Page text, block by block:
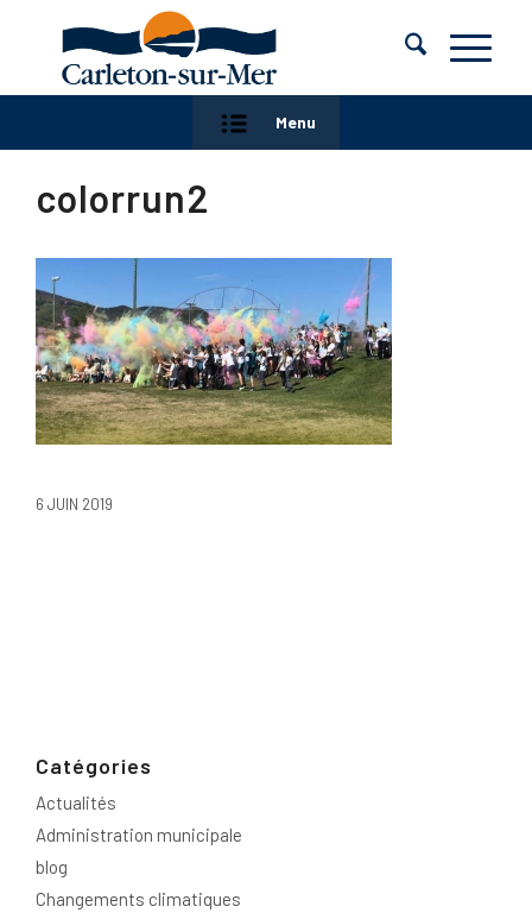
Menu
colorrun2
6 JUIN 2019
Catégories
Actualités
Administration municipale
blog
Changements climatiques